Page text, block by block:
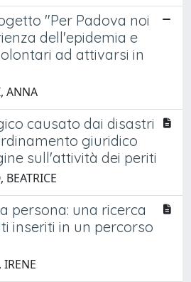
"Per Padova noi
dell'epidemia e
ad attivarsi in
ANNA
causato dai disastri
giuridico
sull'attività dei periti
persona: una ricerca
inseriti in un percorso